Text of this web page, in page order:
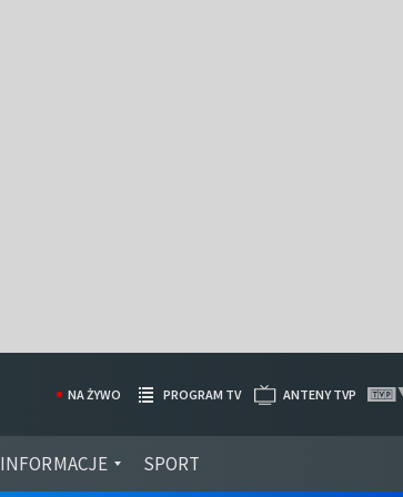
INFORMACJE SPORT
NA ŻYWO PROGRAM TV ANTENY TVP